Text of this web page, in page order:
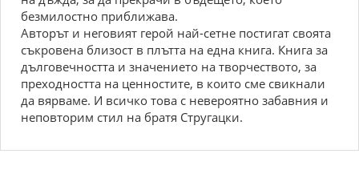
безмилостно приближава.
Авторът и неговият герой най-сетне постигат своята
съкровена близост в плътта на една книга. Книга за
дълговечността и значението на творчеството, за
преходността на ценностите, в които сме свикнали
да вярваме. И всичко това с невероятно забавния и
неповторим стил на братя Стругацки.